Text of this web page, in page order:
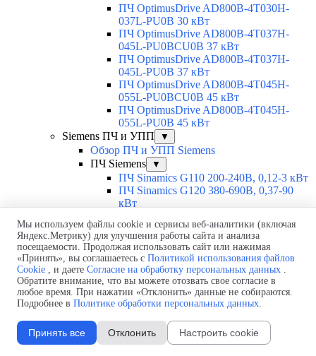
ПЧ OptimusDrive AD800B-4T030H-
037L-PU0B 30 кВт
ПЧ OptimusDrive AD800B-4T037H-
045L-PU0BCU0B 37 кВт
ПЧ OptimusDrive AD800B-4T037H-
045L-PU0B 37 кВт
ПЧ OptimusDrive AD800B-4T045H-
055L-PU0BCU0B 45 кВт
ПЧ OptimusDrive AD800B-4T045H-
055L-PU0B 45 кВт
Siemens ПЧ и УПП
▼
Обзор ПЧ и УПП Siemens
ПЧ Siemens
▼
ПЧ Sinamics G110 200-240В, 0,12-3 кВт
ПЧ Sinamics G120 380-690В, 0,37-90
кВт
ПЧ Sinamics G120D 300-500В, 0,75-7,5
кВт
ПЧ Sinamics G120P 380-480В, 0,37-90
кВт
ПЧ Sinamics G130 380-690В, 75-800
кВт
ПЧ Sinamics G150 380-690В, 75-800
кВт
ПЧ Sinamics V20 200-480В, 0,12-30 кВт
ПЧ Sinamics V50 380-415В, 55-500 кВт
Мы используем файлы cookie и сервисы веб-аналитики (включая
Яндекс.Метрику) для улучшения работы сайта и анализа
посещаемости. Продолжая использовать сайт или нажимая
«Принять», вы соглашаетесь с Политикой использования файлов
Cookie , и даете Согласие на обработку персональных данных .
Обратите внимание, что вы можете отозвать свое согласие в
любое время. При нажатии «Отклонить» данные не собираются.
Подробнее в Политике обработки персональных данных.
Принять все Отклонить Настроить cookie